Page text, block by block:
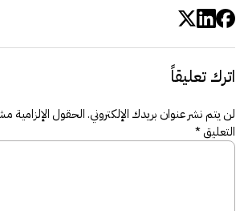
اترك تعليقاً
لن يتم نشر عنوان بريدك الإلكتروني.الحقول الإلزامية
التعليق*